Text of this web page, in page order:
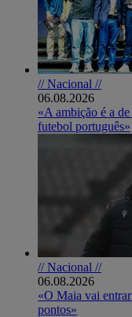
// Nacional //
06.08.2026
«A ambição é a
futebol português»
// Nacional //
06.08.2026
«O Maia vai
pontos»